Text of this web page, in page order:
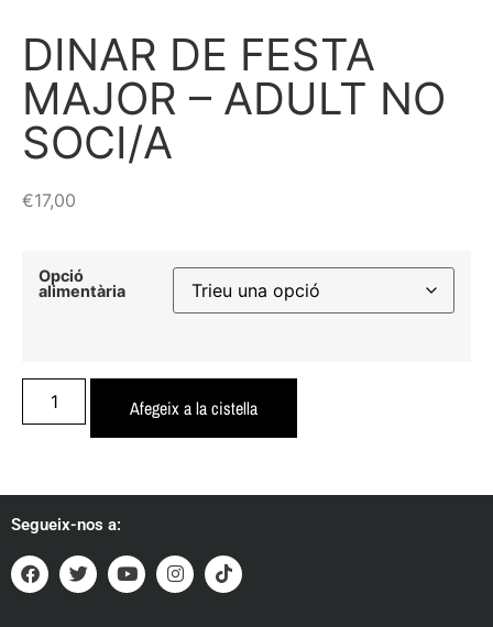
DINAR DE FESTA
MAJOR – ADULT NO
SOCI/A
€17,00
Opció
alimentària
Afegeix a la cistella
Segueix-nos a: